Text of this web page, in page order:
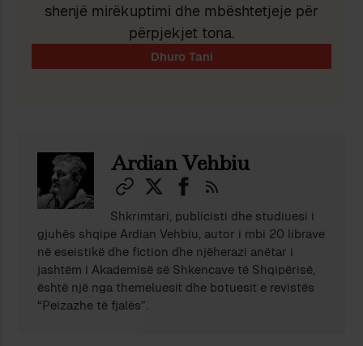
shenjë mirëkuptimi dhe mbështetjeje për
përpjekjet tona.
Ardian Vehbiu
Shkrimtari, publicisti dhe studiuesi i
gjuhës shqipe Ardian Vehbiu, autor i mbi 20 librave
në eseistikë dhe fiction dhe njëherazi anëtar i
jashtëm i Akademisë së Shkencave të Shqipërisë,
është një nga themeluesit dhe botuesit e revistës
“Peizazhe të fjalës”.